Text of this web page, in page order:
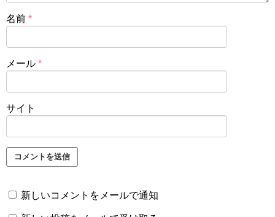
名前 *
メール *
サイト
新しいコメントをメールで通知